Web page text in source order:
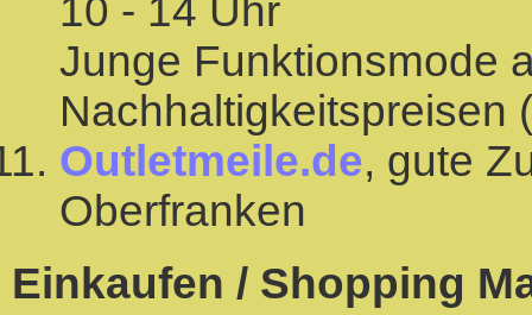
10 - 14 Uhr
Junge Funktionsmode
Nachhaltigkeitspreisen
Outletmeile.de, gute
Oberfranken
Einkaufen / Shopping